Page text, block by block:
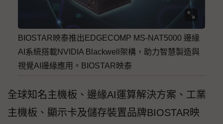
BIOSTAR映泰推出EDGECOMP MS-NAT5000 邊緣
AI系統搭載NVIDIA Blackwell架構，助力智慧製造與
視覺AI邊緣應用。BIOSTAR映泰
全球知名主機板、邊緣AI運算解決方案、工業
主機板、顯示卡及儲存裝置品牌BIOSTAR映